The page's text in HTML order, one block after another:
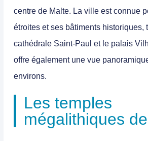
centre de Malte. La ville est connue
étroites et ses bâtiments historiques,
cathédrale Saint-Paul et le palais
offre également une vue
environs.
Les temples
mégalithiques